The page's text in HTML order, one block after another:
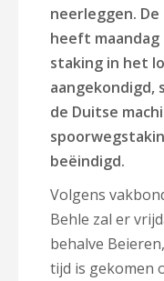
neerleggen.
heeft
staking in het
aangekondigd,
de Duitse
beëindigd.
Volgens
Behle zal er
behalve
tijd is gekomen